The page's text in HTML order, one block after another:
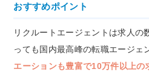
おすすめポイント
リクルートエージェントは求人の
っても国内最高峰の転職エージェ
エーションも豊富で10万件以上の